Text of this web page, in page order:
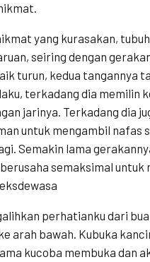
yang kurasakan,
seiring dengan
turun, kedua tangannya
terkadang dia memilin
jarinya. Terkadang dia
untuk mengambil nafas
Semakin lama
semaksimal untuk
perhatianku dari
arah bawah. Kubuka
kucoba membuka dan